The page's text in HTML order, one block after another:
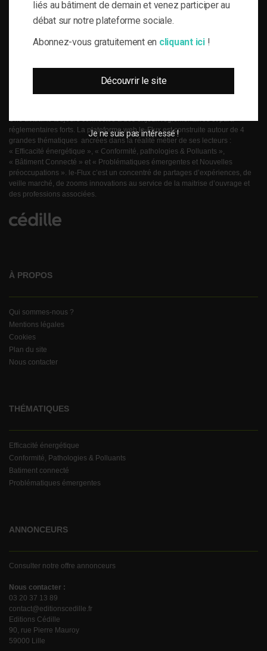
Une actualité toujours connectée à des enjeux règlementaires et para-
réglementaires forts. La plateforme web le-Flux est construite autour de 4
grandes thématiques ancrées dans la réalité métier de ses lecteurs :
« Efficacité énergétique », « Conformité, pathologies & Polluants »,
« Bâtiment Connecté » et « Problématiques émergentes et Nouvelles
préoccupations ». le-Flux c’est un concentré de partages d’expériences, de
veille marché, de zooms innovations au service de la maitrise d’ouvrage et
des professions associées.
À PROPOS
Qui sommes-nous ?
Mentions légales
Cookies
Plan du site
Nous contacter
THÉMATIQUES
Efficacité énergétique
Conformité, Pathologies & Polluants
Batiment connecté
Problématiques émergentes
ANNONCEURS
Consulter notre offre annonceurs
Nous contacter :
03 20 37 13 89
contact@editionscedille.fr
Editions Cédille
90, rue Pierre Mauroy
59000 Lille
liés au bâtiment de demain et venez participer au
débat sur notre plateforme sociale.
Abonnez-vous gratuitement en cliquant ici!
Découvrir le site
Je ne suis pas intéressé !